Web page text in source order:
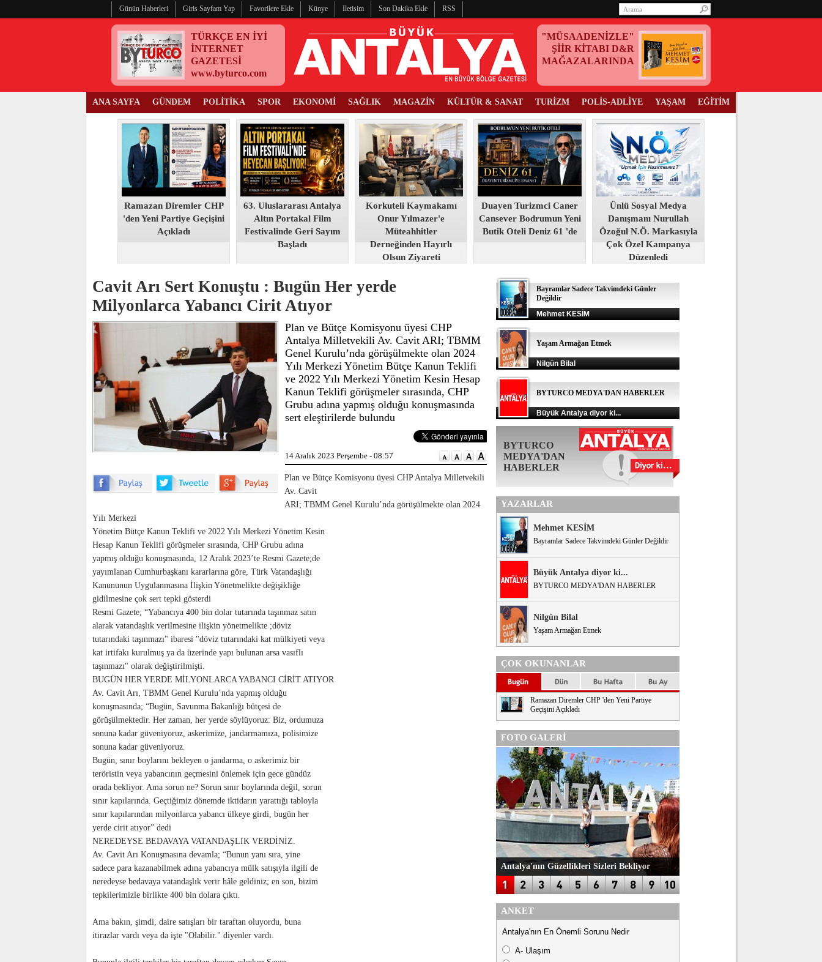
Günün Haberleri Giris Sayfam Yap Favorilere Ekle Künye Iletisim Son Dakika Ekle RSS
TÜRKÇE EN İYİ
İNTERNET
GAZETESİ
www.byturco.com
"MÜSAADENİZLE"
ŞİİR KİTABI D&R
MAĞAZALARINDA
ANA SAYFA GÜNDEM POLİTİKA SPOR EKONOMİ SAĞLIK MAGAZİN KÜLTÜR & SANAT TURİZM POLİS-ADLİYE YAŞAM EĞİTİM
Ramazan Diremler CHP
'den Yeni Partiye Geçişini
Açıkladı
63. Uluslararası Antalya
Altın Portakal Film
Festivalinde Geri Sayım
Başladı
Korkuteli Kaymakamı
Onur Yılmazer'e
Müteahhitler
Derneğinden Hayırlı
Olsun Ziyareti
Duayen Turizmci Caner
Cansever Bodrumun Yeni
Butik Oteli Deniz 61 'de
Ünlü Sosyal Medya
Danışmanı Nurullah
Özoğul N.Ö. Markasıyla
Çok Özel Kampanya
Düzenledi
Cavit Arı Sert Konuştu : Bugün Her yerde
Milyonlarca Yabancı Cirit Atıyor
Plan ve Bütçe Komisyonu üyesi CHP
Antalya Milletvekili Av. Cavit ARI; TBMM
Genel Kurulu’nda görüşülmekte olan 2024
Yılı Merkezi Yönetim Bütçe Kanun Teklifi
ve 2022 Yılı Merkezi Yönetim Kesin Hesap
Kanun Teklifi görüşmeler sırasında, CHP
Grubu adına yapmış olduğu konuşmasında
sert eleştirilerde bulundu
14 Aralık 2023 Perşembe - 08:57
Plan ve Bütçe Komisyonu üyesi CHP Antalya Milletvekili
Av. Cavit
ARI; TBMM Genel Kurulu’nda görüşülmekte olan 2024
Yılı Merkezi
Yönetim Bütçe Kanun Teklifi ve 2022 Yılı Merkezi Yönetim Kesin
Hesap Kanun Teklifi görüşmeler sırasında, CHP Grubu adına
yapmış olduğu konuşmasında, 12 Aralık 2023’te Resmi Gazete;de
yayımlanan Cumhurbaşkanı kararlarına göre, Türk Vatandaşlığı
Kanununun Uygulanmasına İlişkin Yönetmelikte değişikliğe
gidilmesine çok sert tepki gösterdi
Resmi Gazete; “Yabancıya 400 bin dolar tutarında taşınmaz satın
alarak vatandaşlık verilmesine ilişkin yönetmelikte ;döviz
tutarındaki taşınmazı" ibaresi "döviz tutarındaki kat mülkiyeti veya
kat irtifakı kurulmuş ya da üzerinde yapı bulunan arsa vasıflı
taşınmazı" olarak değiştirilmişti.
BUGÜN HER YERDE MİLYONLARCA YABANCI CİRİT ATIYOR
Av. Cavit Arı, TBMM Genel Kurulu’nda yapmış olduğu
konuşmasında; “Bugün, Savunma Bakanlığı bütçesi de
görüşülmektedir. Her zaman, her yerde söylüyoruz: Biz, ordumuza
sonuna kadar güveniyoruz, askerimize, jandarmamıza, polisimize
sonuna kadar güveniyoruz.
Bugün, sınır boylarını bekleyen o jandarma, o askerimiz bir
teröristin veya yabancının geçmesini önlemek için gece gündüz
orada bekliyor. Ama sorun ne? Sorun sınır boylarında değil, sorun
sınır kapılarında. Geçtiğimiz dönemde iktidarın yarattığı tabloyla
sınır kapılarından milyonlarca yabancı ülkeye girdi, bugün her
yerde cirit atıyor” dedi
NEREDEYSE BEDAVAYA VATANDAŞLIK VERDİNİZ.
Av. Cavit Arı Konuşmasına devamla; “Bunun yanı sıra, yine
sadece para kazanabilmek adına yabancıya mülk satışıyla ilgili de
neredeyse bedavaya vatandaşlık verir hâle geldiniz; en son, bizim
tepkilerimizle birlikte 400 bin dolara çıktı.
Ama bakın, şimdi, daire satışları bir taraftan oluyordu, buna
itirazlar vardı veya da işte "Olabilir." diyenler vardı.
Bayramlar Sadece Takvimdeki Günler
Değildir
Mehmet KESİM
Yaşam Armağan Etmek
Nilgün Bilal
BYTURCO MEDYA'DAN HABERLER
Büyük Antalya diyor ki...
BYTURCO
MEDYA'DAN
HABERLER
YAZARLAR
Mehmet KESİM
Bayramlar Sadece Takvimdeki Günler Değildir
Büyük Antalya diyor ki...
BYTURCO MEDYA'DAN HABERLER
Nilgün Bilal
Yaşam Armağan Etmek
ÇOK OKUNANLAR
Ramazan Diremler CHP 'den Yeni Partiye
Geçişini Açıkladı
FOTO GALERİ
Antalya'nın Güzellikleri Sizleri Bekliyor
ANKET
Antalya'nın En Önemli Sorunu Nedir
A- Ulaşım